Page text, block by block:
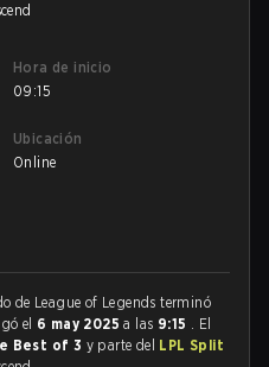
Hora de inicio
09:15
Ubicación
Online
de League of Legends terminó
el 6 may 2025a las 9:15 . El
Best of 3 y parte del LPL Split